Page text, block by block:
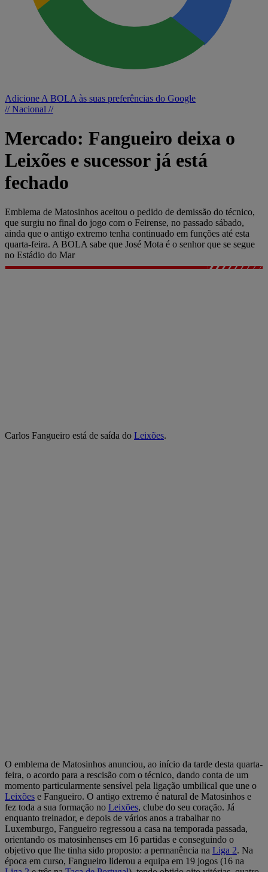
Adicione A BOLA às suas preferências do Google
// Nacional //
Mercado: Fangueiro deixa o
Leixões e sucessor já está
fechado
Emblema de Matosinhos aceitou o pedido de demissão do técnico,
que surgiu no final do jogo com o Feirense, no passado sábado,
ainda que o antigo extremo tenha continuado em funções até esta
quarta-feira. A BOLA sabe que José Mota é o senhor que se segue
no Estádio do Mar
Carlos Fangueiro está de saída do Leixões.
O emblema de Matosinhos anunciou, ao início da tarde desta quarta-
feira, o acordo para a rescisão com o técnico, dando conta de um
momento particularmente sensível pela ligação umbilical que une o
Leixões e Fangueiro. O antigo extremo é natural de Matosinhos e
fez toda a sua formação no Leixões, clube do seu coração. Já
enquanto treinador, e depois de vários anos a trabalhar no
Luxemburgo, Fangueiro regressou a casa na temporada passada,
orientando os matosinhenses em 16 partidas e conseguindo o
objetivo que lhe tinha sido proposto: a permanência na Liga 2. Na
época em curso, Fangueiro liderou a equipa em 19 jogos (16 na